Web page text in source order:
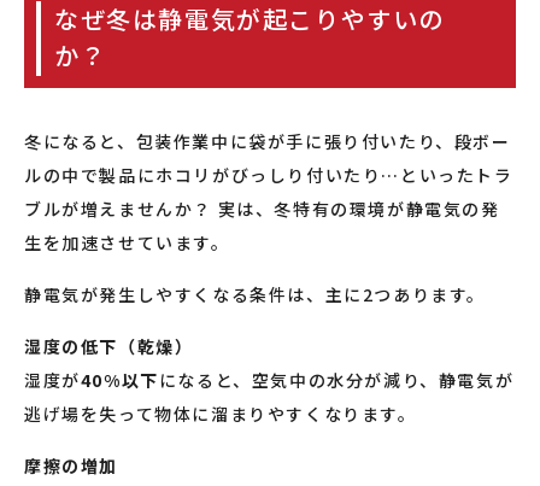
なぜ冬は静電気が起こりやすいの
か？
冬になると、包装作業中に袋が手に張り付いたり、段ボー
ルの中で製品にホコリがびっしり付いたり…といったトラ
ブルが増えませんか？ 実は、冬特有の環境が静電気の発
生を加速させています。
静電気が発生しやすくなる条件は、主に2つあります。
湿度の低下（乾燥）
湿度が40%以下になると、空気中の水分が減り、静電気が
逃げ場を失って物体に溜まりやすくなります。
摩擦の増加